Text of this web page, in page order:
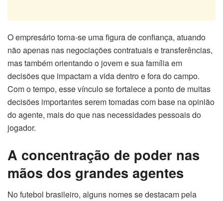
O empresário torna-se uma figura de confiança, atuando
não apenas nas negociações contratuais e transferências,
mas também orientando o jovem e sua família em
decisões que impactam a vida dentro e fora do campo.
Com o tempo, esse vínculo se fortalece a ponto de muitas
decisões importantes serem tomadas com base na opinião
do agente, mais do que nas necessidades pessoais do
jogador.
A concentração de poder nas
mãos dos grandes agentes
No futebol brasileiro, alguns nomes se destacam pela